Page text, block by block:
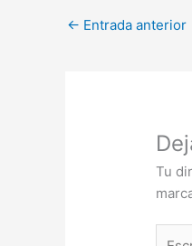
← Entrada anterior
Tu